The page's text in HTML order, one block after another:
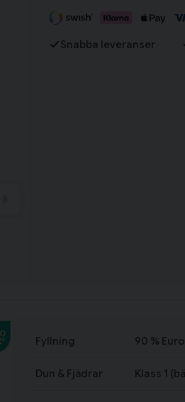
Snabba leveranser
Fyllning 90 %
Dun & Fjädrar Klass 1
Har du alla tillbehör?